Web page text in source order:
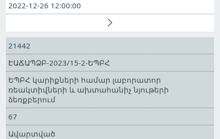
2022-12-26 12:00:00
21442
ԷԱՃԱՊՁԲ-2023/15-2-ԵՊԲՀ
ԵՊԲՀ կարիքների համար լաբորատոր
ռեակտիվների և ախտահանիչ նյութերի
ձեռքբերում
67
Ավարտված